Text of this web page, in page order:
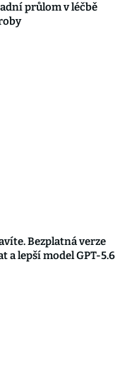
průlom v léčbě
Bezplatná verze
a lepší model GPT-5.6